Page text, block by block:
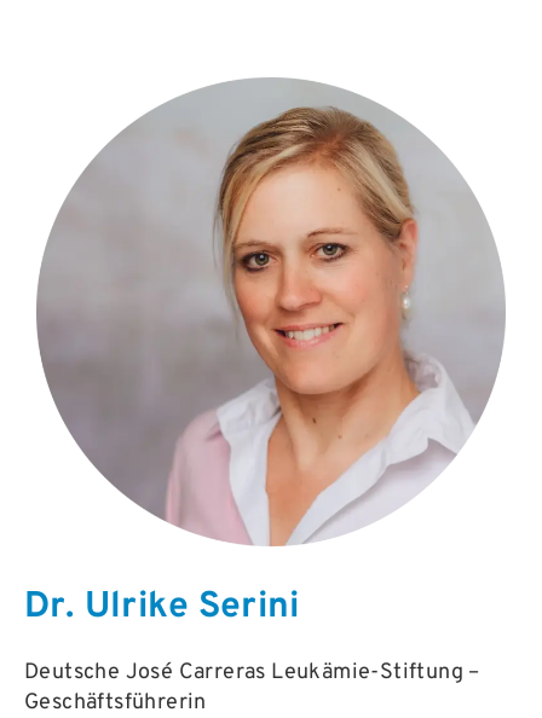
Dr. Ulrike Serini
Deutsche José Carreras Leukämie-Stiftung –
Geschäftsführerin​